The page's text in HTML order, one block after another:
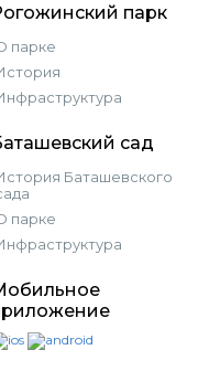
парк
парке
сад
Баташевского
парке